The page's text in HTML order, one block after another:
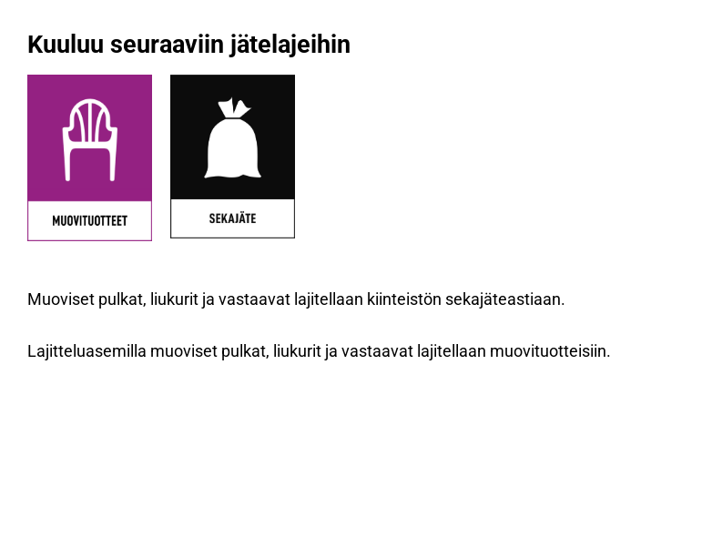
Kuuluu seuraaviin jätelajeihin
Muoviset pulkat, liukurit ja vastaavat lajitellaan kiinteistön sekajäteastiaan.
Lajitteluasemilla muoviset pulkat, liukurit ja vastaavat lajitellaan muovituotteisiin.